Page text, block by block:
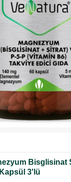
Bisglisinat
3'lü